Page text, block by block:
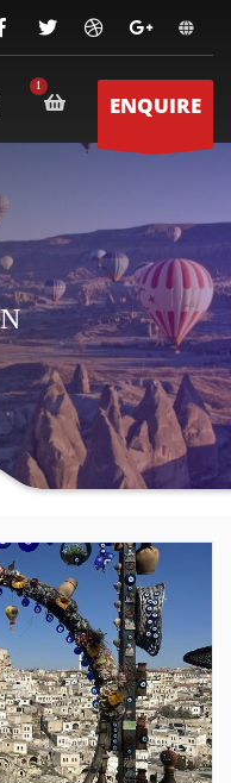
ENQUIRE